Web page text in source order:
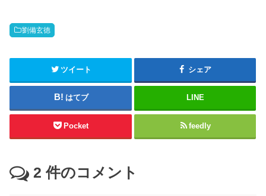
劉備玄徳
ツイート シェア
はてブ LINE
Pocket feedly
2 件のコメント